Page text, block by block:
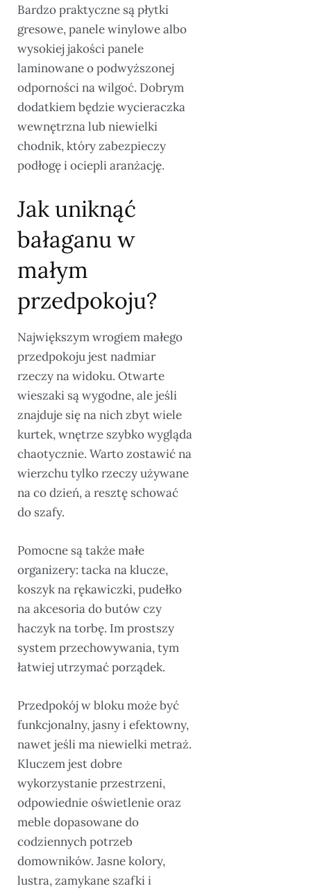
Bardzo praktyczne są płytki
gresowe, panele winylowe albo
wysokiej jakości panele
laminowane o podwyższonej
odporności na wilgoć. Dobrym
dodatkiem będzie wycieraczka
wewnętrzna lub niewielki
chodnik, który zabezpieczy
podłogę i ociepli aranżację.
Jak uniknąć
bałaganu w
małym
przedpokoju?
Największym wrogiem małego
przedpokoju jest nadmiar
rzeczy na widoku. Otwarte
wieszaki są wygodne, ale jeśli
znajduje się na nich zbyt wiele
kurtek, wnętrze szybko wygląda
chaotycznie. Warto zostawić na
wierzchu tylko rzeczy używane
na co dzień, a resztę schować
do szafy.
Pomocne są także małe
organizery: tacka na klucze,
koszyk na rękawiczki, pudełko
na akcesoria do butów czy
haczyk na torbę. Im prostszy
system przechowywania, tym
łatwiej utrzymać porządek.
Przedpokój w bloku może być
funkcjonalny, jasny i efektowny,
nawet jeśli ma niewielki metraż.
Kluczem jest dobre
wykorzystanie przestrzeni,
odpowiednie oświetlenie oraz
meble dopasowane do
codziennych potrzeb
domowników. Jasne kolory,
lustra, zamykane szafki i